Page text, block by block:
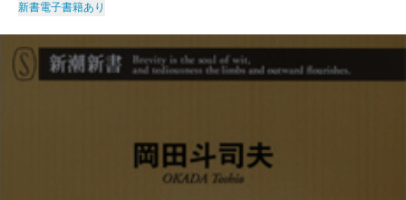
新書電子書籍あり